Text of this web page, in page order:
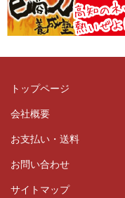
トップページ
会社概要
お支払い・送料
お問い合わせ
サイトマップ